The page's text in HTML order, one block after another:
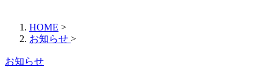
HOME >
お知らせ >
お知らせ